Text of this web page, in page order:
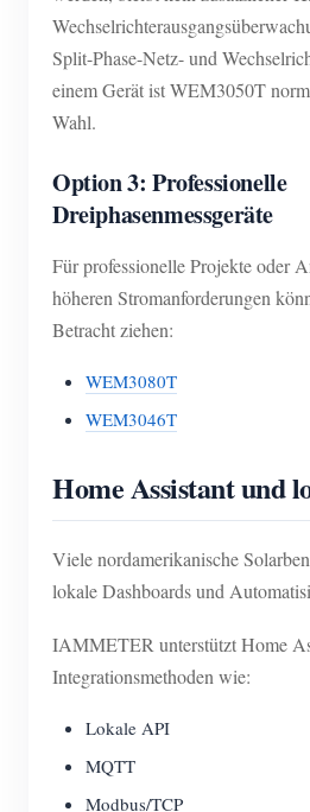
Split-Phase-Netz- und
einem Gerät ist WEM3050T
Wahl.
Option 3: Professionelle
Dreiphasenmessgeräte
Für professionelle Projekte oder
höheren Stromanforderungen
Betracht ziehen:
WEM3080T
WEM3046T
Home Assistant und
Viele nordamerikanische
lokale Dashboards und
IAMMETER unterstützt Home
Integrationsmethoden wie:
Lokale API
MQTT
Modbus/TCP